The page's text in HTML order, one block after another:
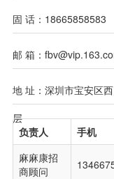
固 话：18665858583
邮 箱：
地 址：深圳市宝安区
层
负责人
手机
麻麻康招
商顾问